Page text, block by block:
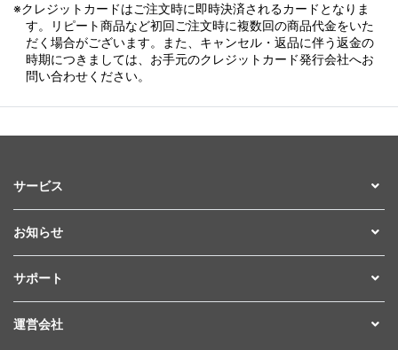
※クレジットカードはご注文時に即時決済されるカードとなりま
す。リピート商品など初回ご注文時に複数回の商品代金をいた
だく場合がございます。また、キャンセル・返品に伴う返金の
時期につきましては、お手元のクレジットカード発行会社へお
問い合わせください。
サービス
お知らせ
サポート
運営会社